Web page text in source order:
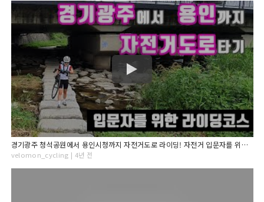
경기광주 청석공원에서 용인시청까지 자전거도로 라이딩! 자전거 입문자를 위한 초급코스!
velomon_cycling | 4년 전